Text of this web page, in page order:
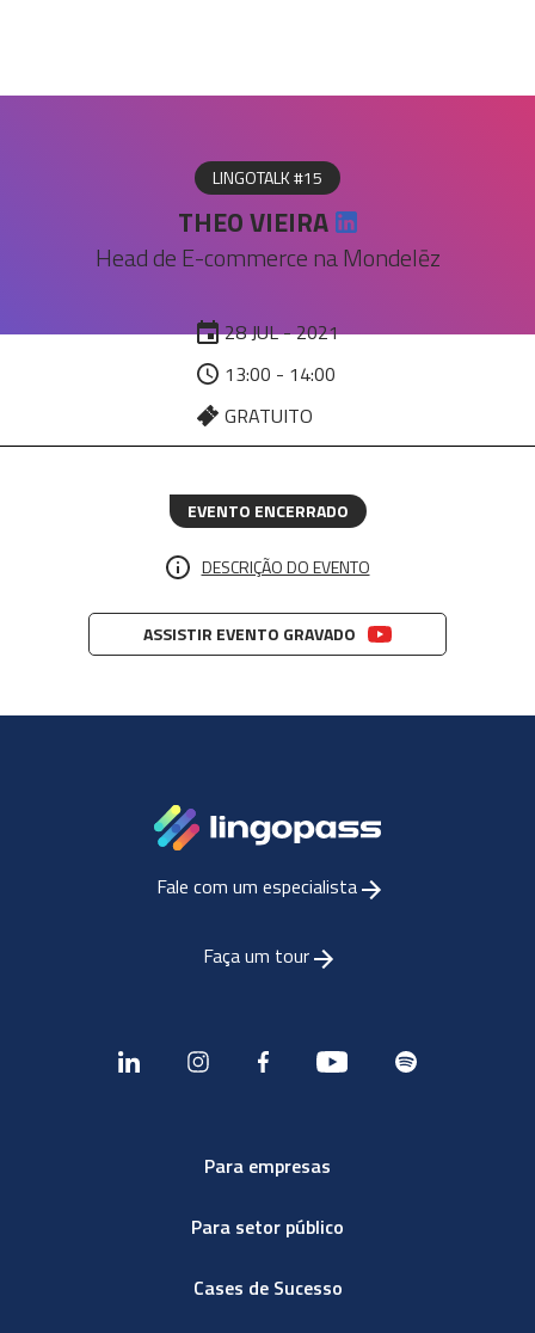
LINGOTALK #15
THEO VIEIRA
Head de E-commerce na Mondelēz
28 JUL - 2021
13:00 - 14:00
GRATUITO
EVENTO ENCERRADO
DESCRIÇÃO DO EVENTO
ASSISTIR EVENTO GRAVADO
Fale com um especialista
Faça um tour
Para empresas
Para setor público
Cases de Sucesso